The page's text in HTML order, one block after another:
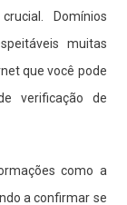
Domínios
muitas
que você pode
verificação de
como a
a confirmar se